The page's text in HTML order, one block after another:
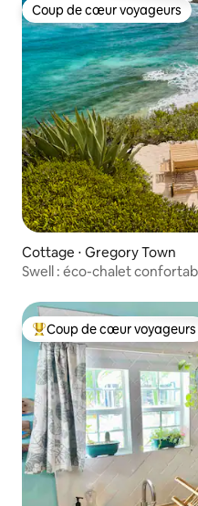
Coup de cœur voyageurs
Coup de cœur voyageurs
Cottage ⋅ Gregory Town
Swell : éco-chalet
Coups de cœur voyageurs
Coup de cœur voyageurs